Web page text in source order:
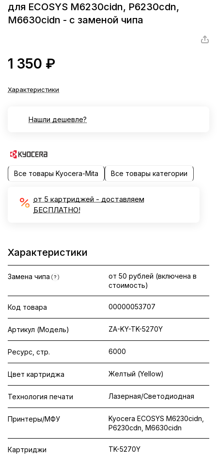
для ECOSYS M6230cidn, P6230cdn,
M6630cidn - с заменой чипа
1 350 ₽
Характеристики
Нашли дешевле?
Все товары Kyocera-Mita Все товары категории
от 5 картриджей - доставляем
БЕСПЛАТНО!
Характеристики
Замена чипа ?
от 50 рублей (включена в
стоимость)
Код товара 00000053707
Артикул (Модель) ZA-KY-TK-5270Y
Ресурс, стр. 6000
Цвет картриджа Желтый (Yellow)
Технология печати Лазерная/Светодиодная
Принтеры/МФУ
Kyocera ECOSYS M6230cidn,
P6230cdn, M6630cidn
Картриджи TK-5270Y